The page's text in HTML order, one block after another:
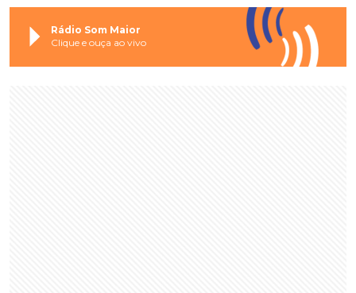
Rádio Som Maior
Clique e ouça ao vivo